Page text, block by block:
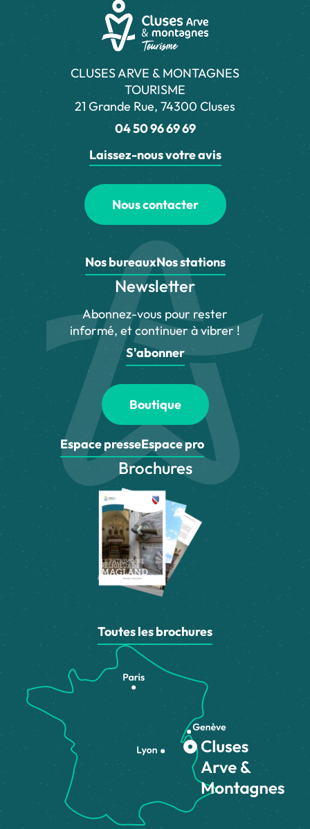
CLUSES ARVE & MONTAGNES
TOURISME
21 Grande Rue, 74300 Cluses
04 50 96 69 69
Laissez-nous votre avis
Nous contacter
Nos bureauxNos stations
Newsletter
Abonnez-vous pour rester
informé, et continuer à vibrer !
S'abonner
Boutique
Espace presseEspace pro
Brochures
Toutes les brochures